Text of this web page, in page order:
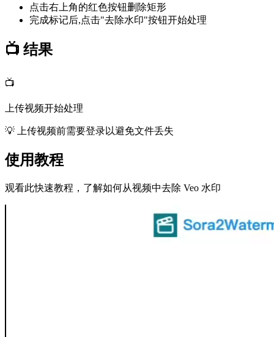
点击右上角的红色按钮删除矩形
完成标记后,点击"去除水印"按钮开始处理
📺 结果
📺
上传视频开始处理
💡 上传视频前需要登录以避免文件丢失
使用教程
观看此快速教程，了解如何从视频中去除 Veo 水印